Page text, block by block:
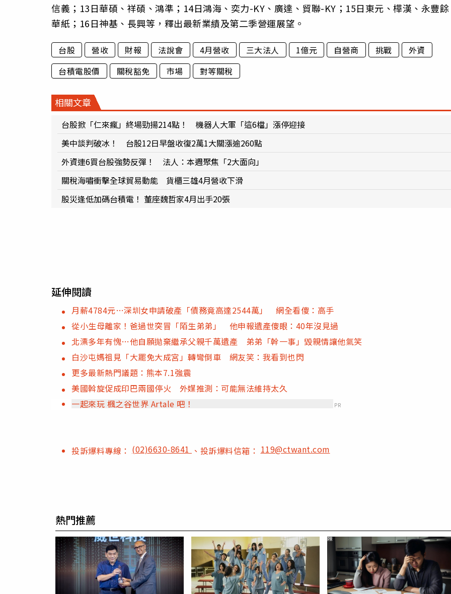
信義；13日華碩、祥碩、鴻準；14日鴻海、奕力-KY、廣達、貿聯-KY；15日東元、樺漢、永豐
華紙；16日神基、長興等，釋出最新業績及第二季營運展望。
台股 營收 財報 法說會 4月營收 三大法人 1億元 自營商 挑戰
外資
台積電股價
關稅豁免 市場 對等關稅
相關文章
台股掀「仁來瘋」終場勁揚214點！ 機器人大軍「這6檔」漲停迎接
美中談判破冰！ 台股12日早盤收復2萬1大關漲逾260點
外資連6買台股強勢反彈！ 法人：本週聚焦「2大面向」
關稅海嘯衝擊全球貿易動能 貨櫃三雄4月營收下滑
股災逢低加碼台積電！ 董座魏哲家4月出手20張
延伸閱讀
月薪4784元…深圳女申請破產「債務竟高達2544萬」 網全看傻：高手
從小生母離家！爸過世突冒「陌生弟弟」 他申報遺產傻眼：40年沒見過
北漂多年有愧…他自願拋棄繼承父親千萬遺產 弟弟「幹一事」毀親情讓他氣笑
白沙屯媽祖見「大罷免大成宮」轉彎倒車 網友笑：我看到也閃
更多最新熱門議題：熊本7.1強震
美國斡旋促成印巴兩國停火 外媒推測：可能無法維持太久
一起來玩 楓之谷世界 Artale 吧！
PR
投訴爆料專線： (02)6630-8641 、投訴爆料信箱：119@ctwant.com
熱門推薦
PR